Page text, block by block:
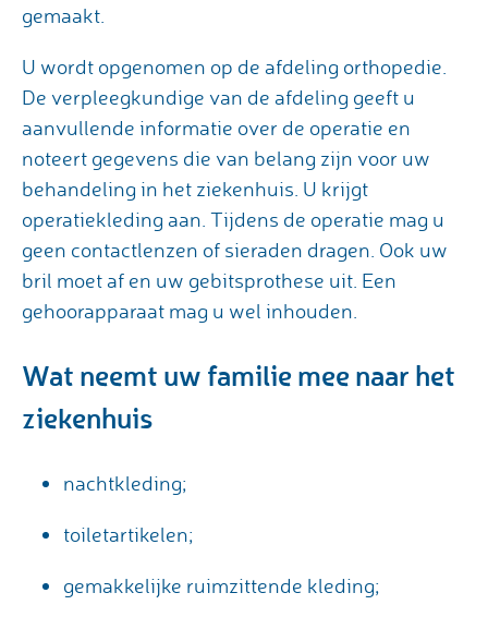
gemaakt.
U wordt opgenomen op de afdeling orthopedie.
De verpleegkundige van de afdeling geeft u
aanvullende informatie over de operatie en
noteert gegevens die van belang zijn voor uw
behandeling in het ziekenhuis. U krijgt
operatiekleding aan. Tijdens de operatie mag u
geen contactlenzen of sieraden dragen. Ook uw
bril moet af en uw gebitsprothese uit. Een
gehoorapparaat mag u wel inhouden.
Wat neemt uw familie mee naar het
ziekenhuis
nachtkleding;
toiletartikelen;
gemakkelijke ruimzittende kleding;